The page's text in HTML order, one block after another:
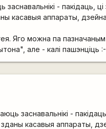
- пакідаць,
касавыя аппараты,
Яго можна па
але - калі пашэнціць
заснавальнікі -
касавыя аппараты,